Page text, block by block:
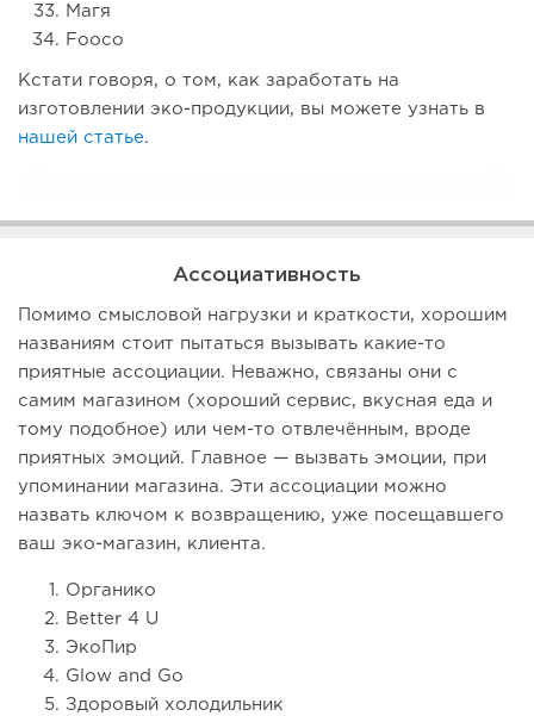
Магя
Fooco
Кстати говоря, о том, как заработать на
изготовлении эко-продукции, вы можете узнать в
нашей статье.
Ассоциативность
Помимо смысловой нагрузки и краткости, хорошим
названиям стоит пытаться вызывать какие-то
приятные ассоциации. Неважно, связаны они с
самим магазином (хороший сервис, вкусная еда и
тому подобное) или чем-то отвлечённым, вроде
приятных эмоций. Главное — вызвать эмоции, при
упоминании магазина. Эти ассоциации можно
назвать ключом к возвращению, уже посещавшего
ваш эко-магазин, клиента.
Органико
Better 4 U
ЭкоПир
Glow and Go
Здоровый холодильник